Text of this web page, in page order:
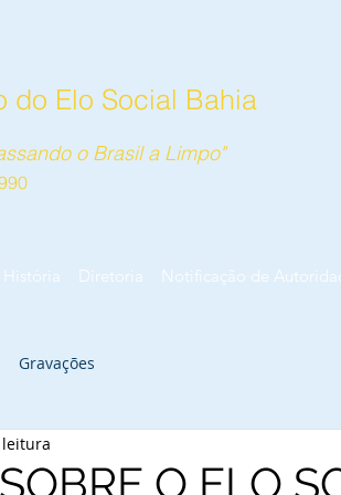
do Elo Social Bahia
o Brasil a Limpo"
História Diretoria Notificação de
Gravações
O ELO